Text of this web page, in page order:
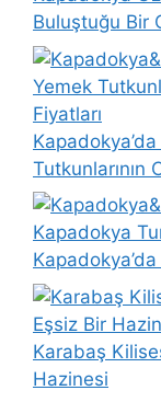
Buluştuğu Bir
Tutkunlarının
Karabaş
Hazinesi